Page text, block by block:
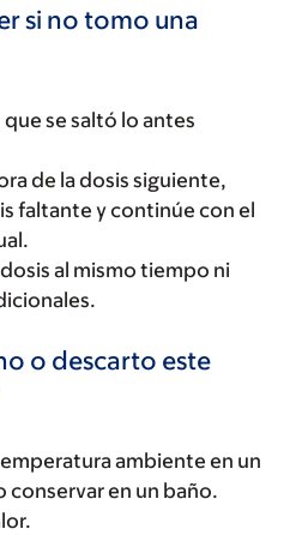
si no tomo una
se saltó lo antes
de la dosis siguiente,
faltante y continúe con el
al mismo tiempo ni
o descarto este
ambiente en un
conservar en un baño.